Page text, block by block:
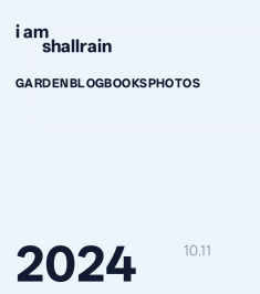
i am
shallrain
GARDENBLOGBOOKSPHOTOS
2024 10.11